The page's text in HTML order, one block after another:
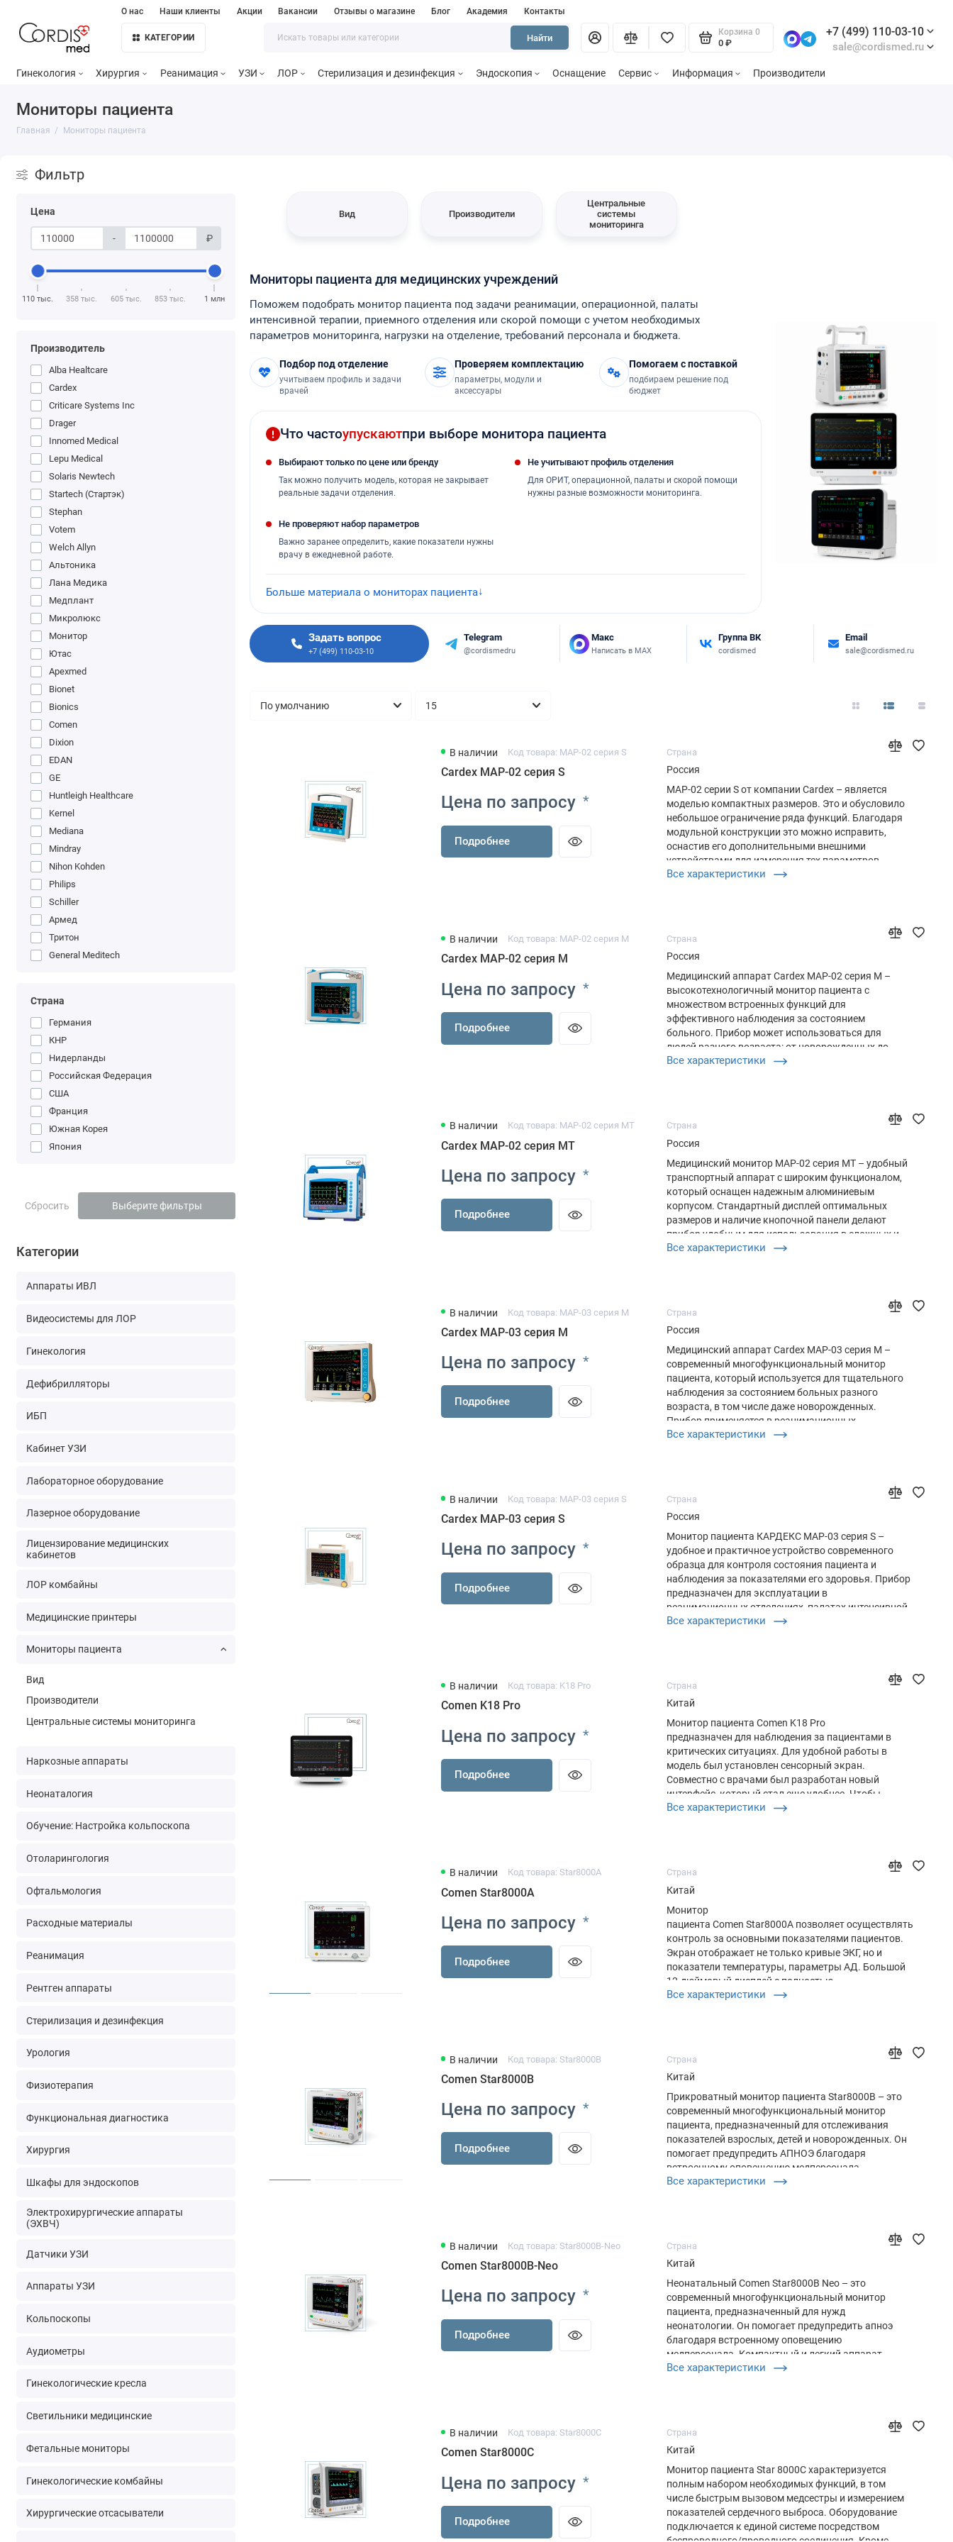
О нас Наши клиенты Акции Вакансии Отзывы о магазине Блог Академия Контакты
КАТЕГОРИИ Найти
Корзина 0
0 ₽
+7 (499) 110-03-10
sale@cordismed.ru
Гинекология Хирургия Реанимация УЗИ ЛОР Стерилизация и дезинфекция Эндоскопия Оснащение Сервис Информация Производители
Мониторы пациента
Главная Мониторы пациента
Фильтр
Цена
- ₽
110 тыс. 358 тыс. 605 тыс. 853 тыс. 1 млн
Производитель
Alba Healtcare
Cardex
Criticare Systems Inc
Drager
Innomed Medical
Lepu Medical
Solaris Newtech
Startech (Стартэк)
Stephan
Votem
Welch Allyn
Альтоника
Лана Медика
Медплант
Микролюкс
Монитор
Ютас
Apexmed
Bionet
Bionics
Comen
Dixion
EDAN
GE
Huntleigh Healthcare
Kernel
Mediana
Mindray
Nihon Kohden
Philips
Schiller
Армед
Тритон
General Meditech
Страна
Германия
КНР
Нидерланды
Российская Федерация
США
Франция
Южная Корея
Япония
Сбросить Выберите фильтры
Категории
Аппараты ИВЛ
Видеосистемы для ЛОР
Гинекология
Дефибрилляторы
ИБП
Кабинет УЗИ
Лабораторное оборудование
Лазерное оборудование
Лицензирование медицинских
кабинетов
ЛОР комбайны
Медицинские принтеры
Мониторы пациента
Вид
Производители
Центральные системы мониторинга
Наркозные аппараты
Неонаталогия
Обучение: Настройка кольпоскопа
Отоларингология
Офтальмология
Расходные материалы
Реанимация
Рентген аппараты
Стерилизация и дезинфекция
Урология
Физиотерапия
Функциональная диагностика
Хирургия
Шкафы для эндоскопов
Электрохирургические аппараты
(ЭХВЧ)
Датчики УЗИ
Аппараты УЗИ
Кольпоскопы
Аудиометры
Гинекологические кресла
Светильники медицинские
Фетальные мониторы
Гинекологические комбайны
Хирургические отсасыватели
Вид Производители
Центральные
системы
мониторинга
Мониторы пациента для медицинских учреждений
Поможем подобрать монитор пациента под задачи реанимации, операционной, палаты
интенсивной терапии, приемного отделения или скорой помощи с учетом необходимых
параметров мониторинга, нагрузки на отделение, требований персонала и бюджета.
Подбор под отделение
учитываем профиль и задачи
врачей
Проверяем комплектацию
параметры, модули и
аксессуары
Помогаем с поставкой
подбираем решение под
бюджет
Что частоупускаютпри выборе монитора пациента
Выбирают только по цене или бренду
Так можно получить модель, которая не закрывает
реальные задачи отделения.
Не учитывают профиль отделения
Для ОРИТ, операционной, палаты и скорой помощи
нужны разные возможности мониторинга.
Не проверяют набор параметров
Важно заранее определить, какие показатели нужны
врачу в ежедневной работе.
Больше материала о мониторах пациента
Задать вопрос
+7 (499) 110-03-10
Telegram
@cordismedru
Макс
Написать в MAX
Группа ВК
cordismed
Email
sale@cordismed.ru
В наличии Код товара: МАР-02 серия S
Cardex МАР-02 серия S
Цена по запросу *
Подробнее
Страна
Россия
МАР-02 серии S от компании Cardex – является
моделью компактных размеров. Это и обусловило
небольшое ограничение ряда функций. Благодаря
модульной конструкции это можно исправить,
оснастив его дополнительными внешними
устройствами для измерения тех параметров,
которые не предусмотрены в базовом
Все характеристики
В наличии Код товара: МАР-02 серия М
Cardex МАР-02 серия М
Цена по запросу *
Подробнее
Страна
Россия
Медицинский аппарат Cardex МАР-02 серия М –
высокотехнологичный монитор пациента с
множеством встроенных функций для
эффективного наблюдения за состоянием
больного. Прибор может использоваться для
людей разного возраста: от новорожденных до
пожилых. Для оптимальной и эффективной работы
Все характеристики
В наличии Код товара: МАР-02 серия МТ
Cardex МАР-02 серия МТ
Цена по запросу *
Подробнее
Страна
Россия
Медицинский монитор МАР-02 серия МТ – удобный
транспортный аппарат с широким функционалом,
который оснащен надежным алюминиевым
корпусом. Стандартный дисплей оптимальных
размеров и наличие кнопочной панели делают
прибор удобным для использования в сложных и
экстремальных условиях. Он предназначен как для
Все характеристики
В наличии Код товара: МАР-03 серия M
Cardex МАР-03 серия M
Цена по запросу *
Подробнее
Страна
Россия
Медицинский аппарат Cardex МАР-03 серия M –
современный многофункциональный монитор
пациента, который используется для тщательного
наблюдения за состоянием больных разного
возраста, в том числе даже новорожденных.
Прибор применяется в реанимационных
отделениях, а также для кабинетов терапии и
Все характеристики
В наличии Код товара: МАР-03 серия S
Cardex МАР-03 серия S
Цена по запросу *
Подробнее
Страна
Россия
Монитор пациента КАРДЕКС МАР-03 серия S –
удобное и практичное устройство современного
образца для контроля состояния пациента и
наблюдения за показателями его здоровья. Прибор
предназначен для эксплуатации в
реанимационных отделениях, палатах интенсивной
терапии, анестезии. Благодаря удобному экрану
Все характеристики
В наличии Код товара: K18 Pro
Comen K18 Pro
Цена по запросу *
Подробнее
Страна
Китай
Монитор пациента Comen K18 Pro
предназначен для наблюдения за пациентами в
критических ситуациях. Для удобной работы в
модель был установлен сенсорный экран.
Совместно с врачами был разработан новый
интерфейс, который стал еще удобнее. Чтобы
врачи быстрее принимали важные решения
Все характеристики
В наличии Код товара: Star8000A
Comen Star8000A
Цена по запросу *
Подробнее
Страна
Китай
Монитор
пациента Comen Star8000A позволяет осуществлять
контроль за основными показателями пациентов.
Экран отображает не только кривые ЭКГ, но и
показатели температуры, параметры АД. Большой
12-дюймовый дисплей с полностью
русифицированным меню дает специалистам
Все характеристики
В наличии Код товара: Star8000B
Comen Star8000B
Цена по запросу *
Подробнее
Страна
Китай
Прикроватный монитор пациента Star8000B – это
современный многофункциональный монитор
пациента, предназначенный для отслеживания
показателей взрослых, детей и новорожденных. Он
помогает предупредить АПНОЭ благодаря
встроенному оповещению медперсонала.
Компактный и легкий аппарат применяют не
Все характеристики
В наличии Код товара: Star8000B-Neo
Comen Star8000B-Neo
Цена по запросу *
Подробнее
Страна
Китай
Неонатальный Comen Star8000B Neo – это
современный многофункциональный монитор
пациента, предназначенный для нужд
неонатологии. Он помогает предупредить апноэ
благодаря встроенному оповещению
медперсонала. Компактный и легкий аппарат
применяют не только в стационарных отделениях,
Все характеристики
В наличии Код товара: Star8000C
Comen Star8000C
Цена по запросу *
Подробнее
Страна
Китай
Монитор пациента Star 8000C характеризуется
полным набором необходимых функций, в том
числе быстрым вызовом медсестры и измерением
показателей сердечного выброса. Оборудование
подключается к единой системе посредством